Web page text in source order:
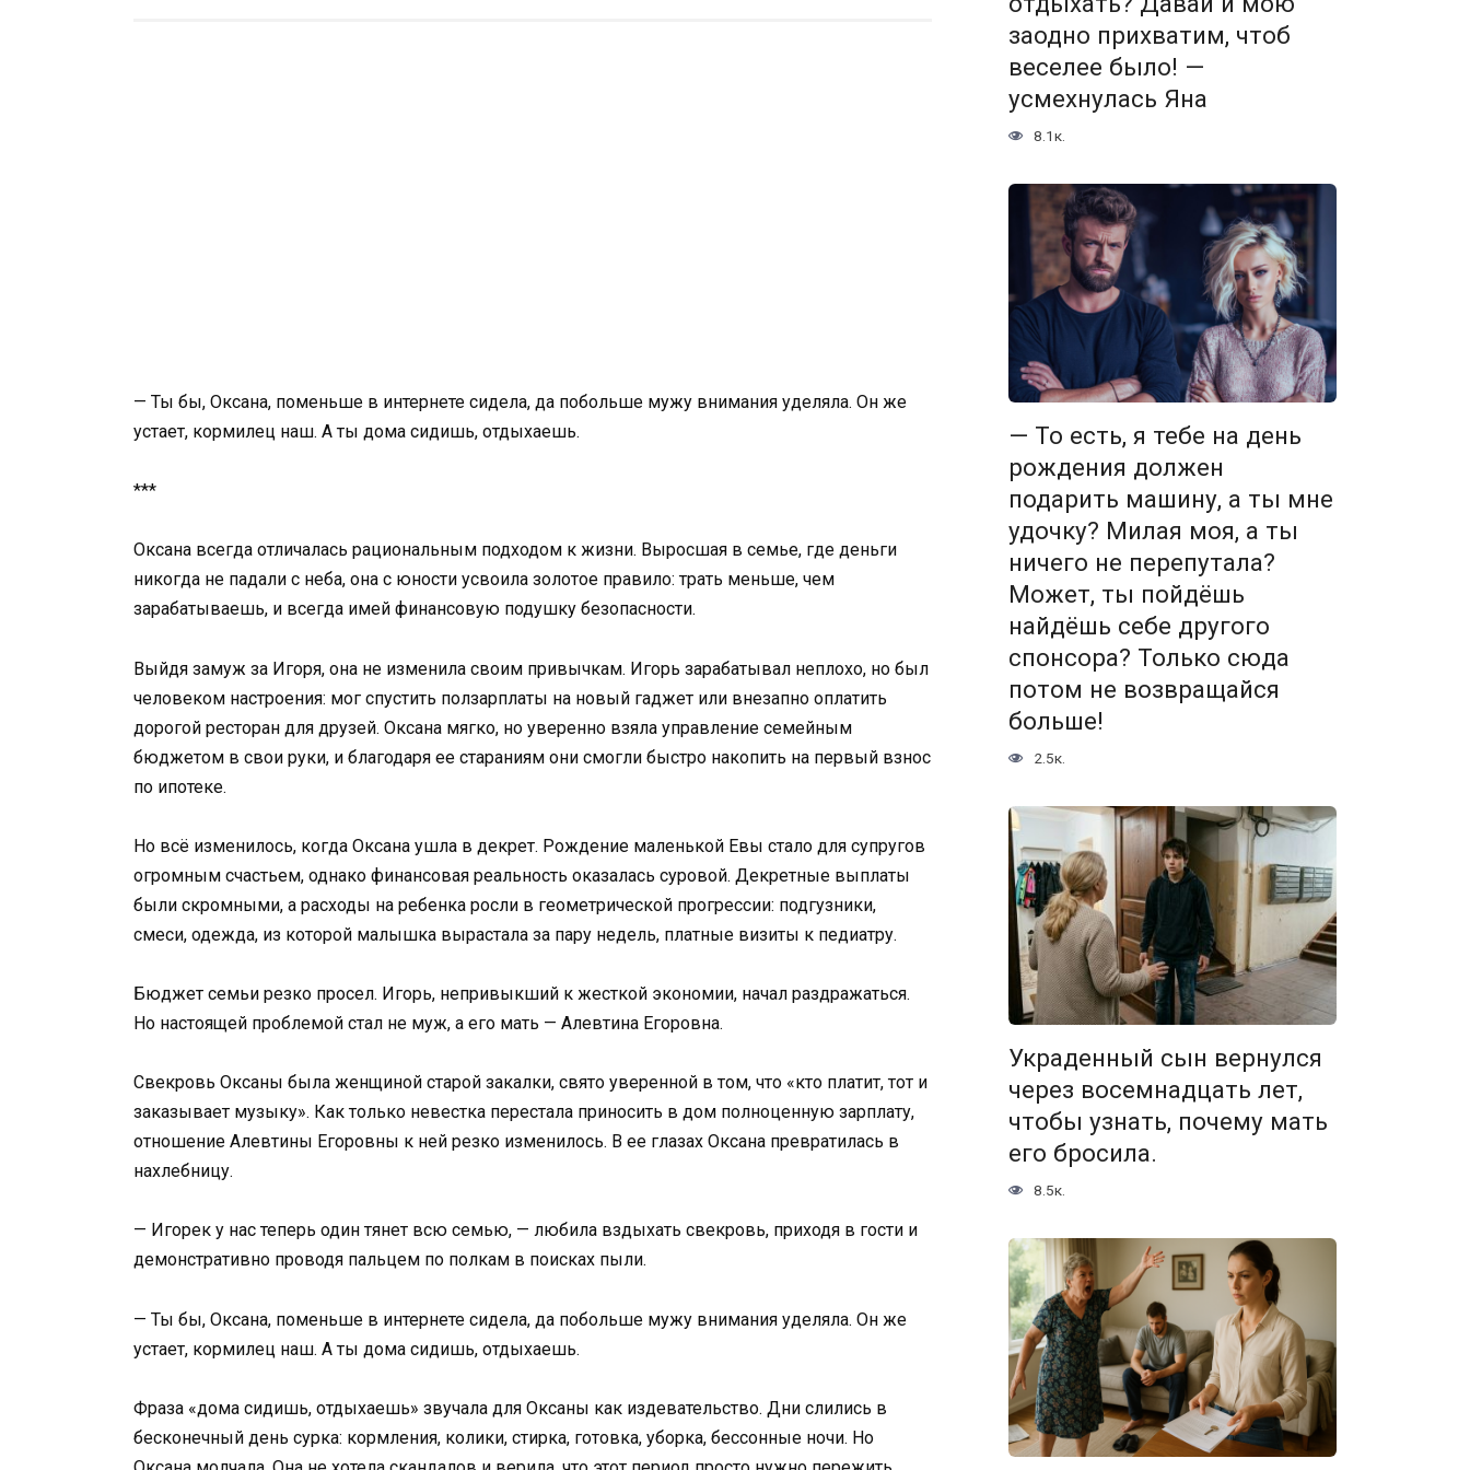
— Ты бы, Оксана, поменьше в интернете сидела, да побольше мужу внимания уделяла. Он же
устает, кормилец наш. А ты дома сидишь, отдыхаешь.
***
Оксана всегда отличалась рациональным подходом к жизни. Выросшая в семье, где деньги
никогда не падали с неба, она с юности усвоила золотое правило: трать меньше, чем
зарабатываешь, и всегда имей финансовую подушку безопасности.
Выйдя замуж за Игоря, она не изменила своим привычкам. Игорь зарабатывал неплохо, но был
человеком настроения: мог спустить ползарплаты на новый гаджет или внезапно оплатить
дорогой ресторан для друзей. Оксана мягко, но уверенно взяла управление семейным
бюджетом в свои руки, и благодаря ее стараниям они смогли быстро накопить на первый взнос
по ипотеке.
Но всё изменилось, когда Оксана ушла в декрет. Рождение маленькой Евы стало для супругов
огромным счастьем, однако финансовая реальность оказалась суровой. Декретные выплаты
были скромными, а расходы на ребенка росли в геометрической прогрессии: подгузники,
смеси, одежда, из которой малышка вырастала за пару недель, платные визиты к педиатру.
Бюджет семьи резко просел. Игорь, непривыкший к жесткой экономии, начал раздражаться.
Но настоящей проблемой стал не муж, а его мать — Алевтина Егоровна.
Свекровь Оксаны была женщиной старой закалки, свято уверенной в том, что «кто платит, тот и
заказывает музыку». Как только невестка перестала приносить в дом полноценную зарплату,
отношение Алевтины Егоровны к ней резко изменилось. В ее глазах Оксана превратилась в
нахлебницу.
— Игорек у нас теперь один тянет всю семью, — любила вздыхать свекровь, приходя в гости и
демонстративно проводя пальцем по полкам в поисках пыли.
— Ты бы, Оксана, поменьше в интернете сидела, да побольше мужу внимания уделяла. Он же
устает, кормилец наш. А ты дома сидишь, отдыхаешь.
Фраза «дома сидишь, отдыхаешь» звучала для Оксаны как издевательство. Дни слились в
бесконечный день сурка: кормления, колики, стирка, готовка, уборка, бессонные ночи. Но
заодно прихватим, чтоб
веселее было! —
усмехнулась Яна
8.1к.
— То есть, я тебе на день
рождения должен
подарить машину, а ты мне
удочку? Милая моя, а ты
ничего не перепутала?
Может, ты пойдёшь
найдёшь себе другого
спонсора? Только сюда
потом не возвращайся
больше!
2.5к.
Украденный сын вернулся
через восемнадцать лет,
чтобы узнать, почему мать
его бросила.
8.5к.